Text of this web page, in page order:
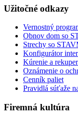
Užitočné odkazy
Vernostný
Obnov dom so
Strechy so
Konfigurátor
Kúrenie a
Oznámenie o
Cenník paliet
Pravidlá súťaže
Firemná kultúra